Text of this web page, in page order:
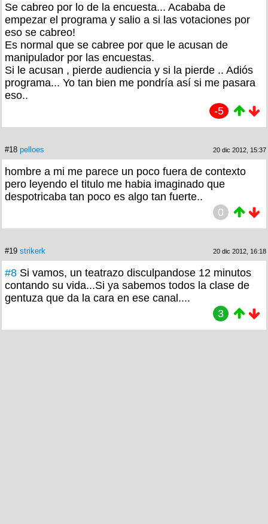
Se cabreo por lo de la encuesta... Acababa de
empezar el programa y salio a si las votaciones por
eso se cabreo!
Es normal que se cabree por que le acusan de
manipulador por las encuestas.
Si le acusan , pierde audiencia y si la pierde .. Adiós
programa... Yo tan bien me pondría así si me pasara
eso..
-5
#18 pelloes 20 dic 2012, 15:37
hombre a mi me parece un poco fuera de contexto
pero leyendo el titulo me habia imaginado que
despotricaba tan poco es algo tan fuerte..
0
#19 strikerk 20 dic 2012, 16:18
#8 Si vamos, un teatrazo disculpandose 12 minutos
contando su vida...Si ya sabemos todos la clase de
gentuza que da la cara en ese canal....
3